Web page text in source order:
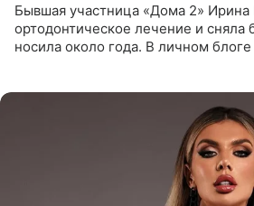
Бывшая участница «Дома 2»
ортодонтическое лечение и сняла
носила около года. В личном блоге